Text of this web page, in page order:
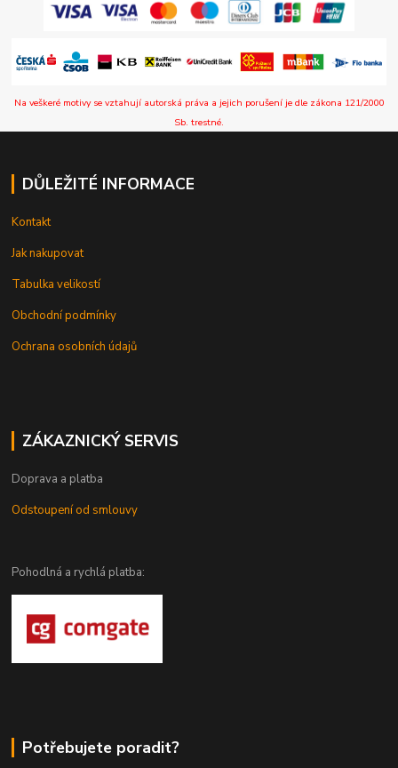
Na veškeré motivy se vztahují autorská práva a jejich porušení je dle zákona 121/2000
Sb. trestné.
DŮLEŽITÉ INFORMACE
Kontakt
Jak nakupovat
Tabulka velikostí
Obchodní podmínky
Ochrana osobních údajů
ZÁKAZNICKÝ SERVIS
Doprava a platba
Odstoupení od smlouvy
Pohodlná a rychlá platba:
Potřebujete poradit?